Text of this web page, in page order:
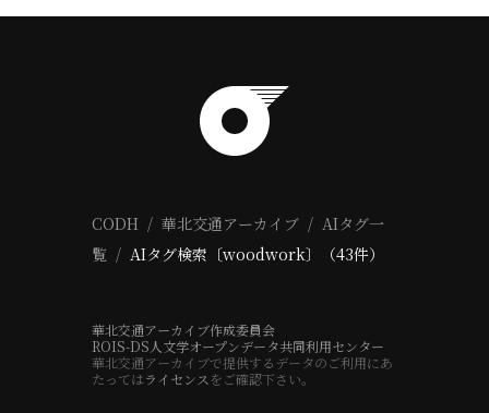
CODH 華北交通アーカイブ
AIタグ一
覧
AIタグ検索〔woodwork〕（43件）
華北交通アーカイブ作成委員会
ROIS-DS人文学オープンデータ共同利用センター
華北交通アーカイブで提供するデータのご利用にあ
たってはライセンス をご確認下さい。